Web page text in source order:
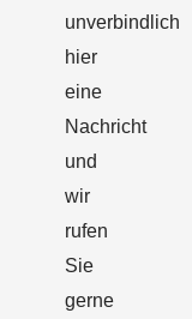
unverbindlich
hier
eine
Nachricht
und
wir
rufen
Sie
gerne